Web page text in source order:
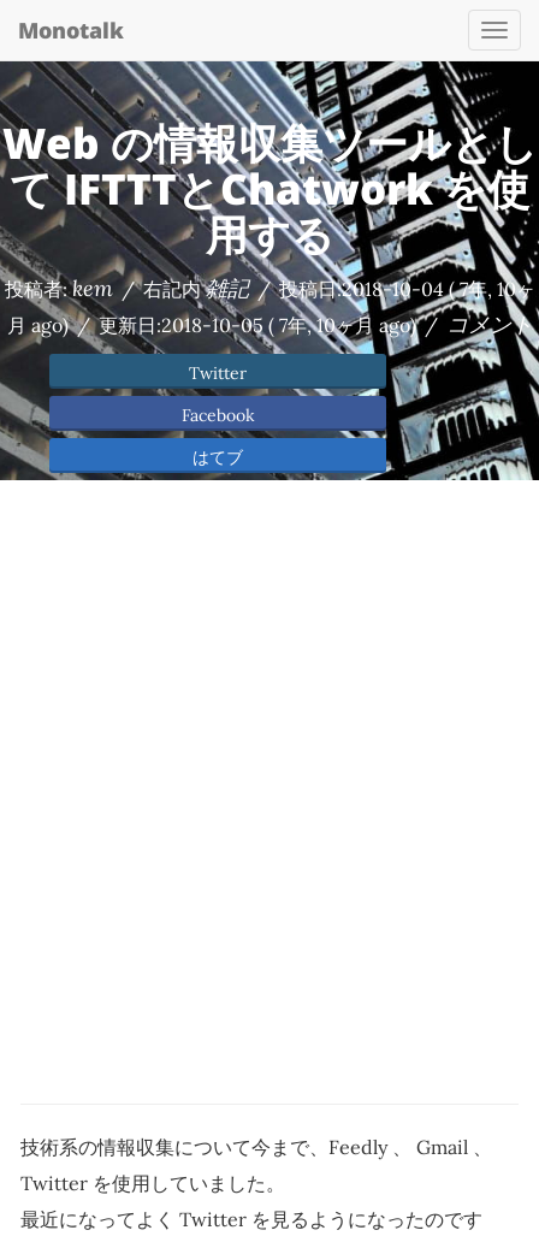
Monotalk
Web の情報収集ツールとし
て IFTTTとChatwork を使
用する
投稿者:kem / 右記内雑記 / 投稿日:2018-10-04( 7年, 10ヶ
月 ago) / 更新日:2018-10-05 ( 7年, 10ヶ月 ago) / コメント
Twitter
Facebook
はてブ
技術系の情報収集について今まで、Feedly 、 Gmail 、
Twitter を使用していました。
最近になってよく Twitter を見るようになったのです